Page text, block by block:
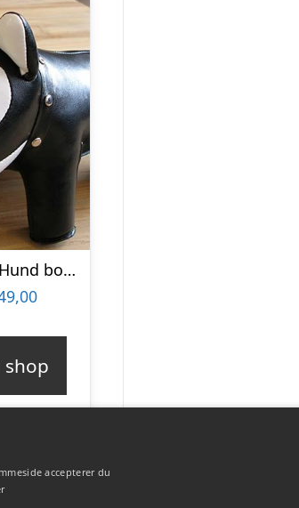
Züny Sort Hund bogstøtte, dørstopper dyr. FRAGTFRI
shop
accepterer du